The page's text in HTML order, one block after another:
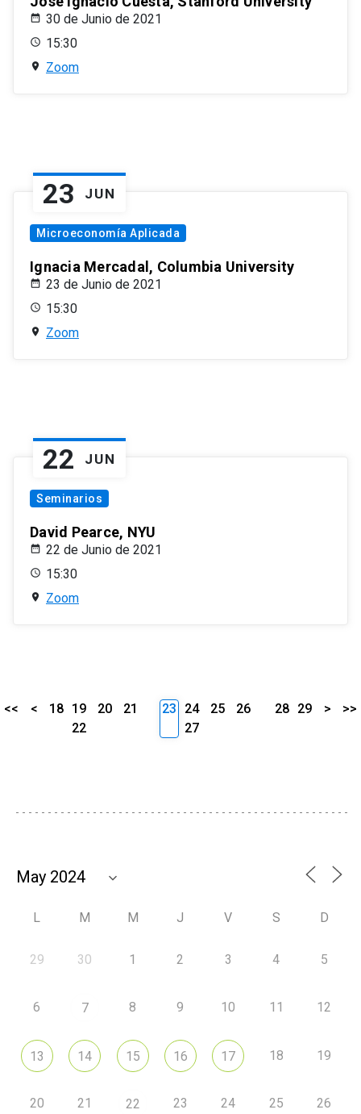
30 de Junio de 2021
15:30
Zoom
23 JUN
Microeconomía Aplicada
Ignacia Mercadal, Columbia University
23 de Junio de 2021
15:30
Zoom
22 JUN
Seminarios
David Pearce, NYU
22 de Junio de 2021
15:30
Zoom
<< < 18 19 20
21
22
23 24 25
26
27
28 29 > >>
L M M J V S D
29 30 1 2 3 4 5
6 7 8 9 10 11 12
13 14 15 16 17 18 19
20 21 22 23 24 25 26